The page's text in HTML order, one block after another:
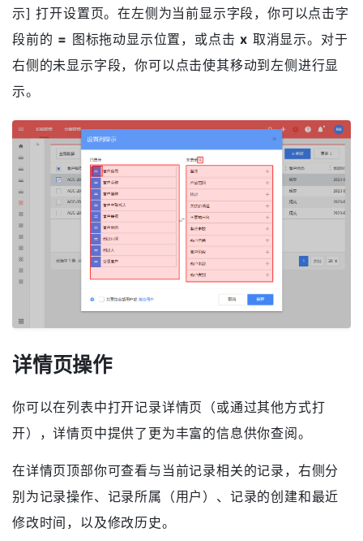
列显示
数据列表中所显示的字段（表头）通常由系统管理员设
置，若你有权限也可以自己设置。点击 [更多] - [列显
示] 打开设置页。在左侧为当前显示字段，你可以点击字
段前的=图标拖动显示位置，或点击x取消显示。对于
右侧的未显示字段，你可以点击使其移动到左侧进行显